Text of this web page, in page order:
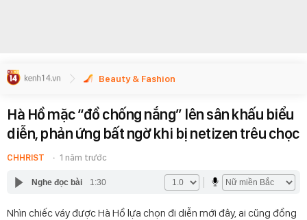
Beauty & Fashion
Hà Hồ mặc “đồ chống nắng” lên sân khấu biểu
diễn, phản ứng bất ngờ khi bị netizen trêu chọc
CHHRIST 1 năm trước
Nghe đọc bài 1:30
Nhìn chiếc váy được Hà Hồ lựa chọn đi diễn mới đây, ai cũng đồng